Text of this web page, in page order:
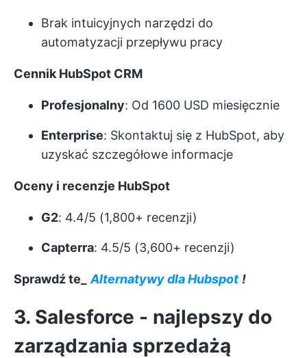
Brak intuicyjnych narzędzi do
automatyzacji przepływu pracy
Cennik HubSpot CRM
Profesjonalny: Od 1600 USD miesięcznie
Enterprise: Skontaktuj się z HubSpot, aby
uzyskać szczegółowe informacje
Oceny i recenzje HubSpot
G2: 4.4/5 (1,800+ recenzji)
Capterra: 4.5/5 (3,600+ recenzji)
Sprawdź te_ Alternatywy dla Hubspot !
3. Salesforce - najlepszy do
zarządzania sprzedażą